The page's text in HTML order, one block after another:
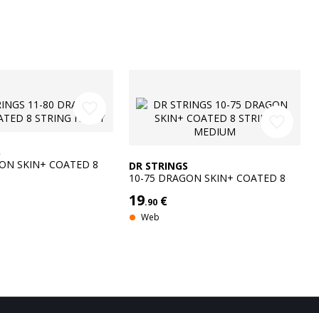
SKIN+ COATED 8
DR STRINGS
10-75 DRAGON SKIN+ COATED 8
19.90 €
Web